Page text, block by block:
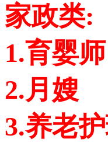
家政类:
1.育婴师
2.月嫂
3.养老